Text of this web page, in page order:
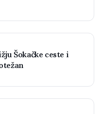
Šokačke ceste i